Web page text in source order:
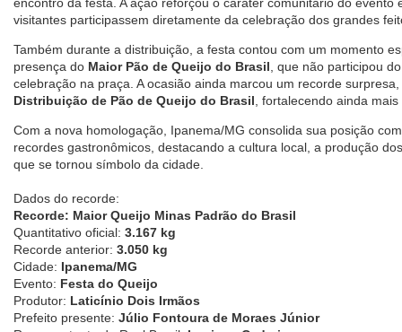
visitantes participassem diretamente da celebração dos grandes
Também durante a distribuição, a festa contou com um momento
presença do Maior Pão de Queijo do Brasil , que não participou
celebração na praça. A ocasião ainda marcou um recorde
Distribuição de Pão de Queijo do Brasil , fortalecendo ainda
Com a nova homologação, Ipanema/MG consolida sua posição
recordes gastronômicos, destacando a cultura local, a produção
que se tornou símbolo da cidade.
Dados do recorde:
Recorde: Maior Queijo Minas Padrão do Brasil
Quantitativo oficial: 3.167 kg
Recorde anterior: 3.050 kg
Cidade: Ipanema/MG
Evento: Festa do Queijo
Produtor: Laticínio Dois Irmãos
Prefeito presente: Júlio Fontoura de Moraes Júnior